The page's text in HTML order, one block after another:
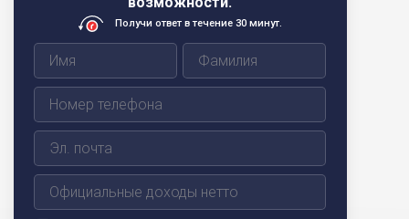
Получи ответ в течение 30 минут.